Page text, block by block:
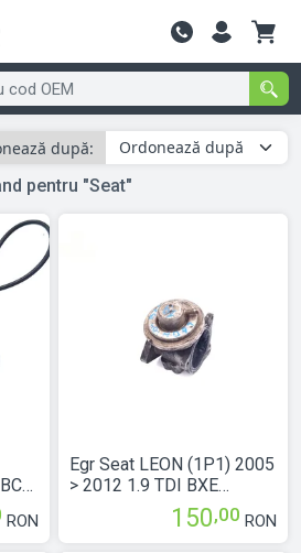
Contactează-
după:
pentru "Seat"
RON
Egr Seat LEON (1P1) 2005
> 2012 1.9 TDI BXE
Motorina 038129637D
150,00 RON